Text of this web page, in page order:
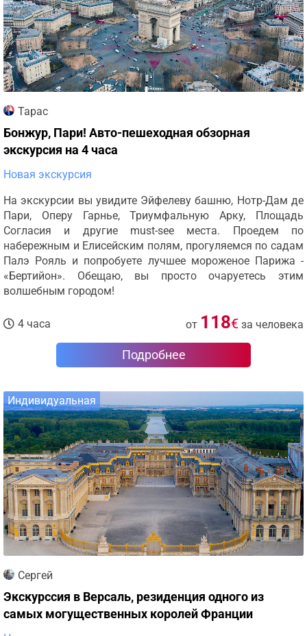
Тарас
Бонжур, Пари! Авто-пешеходная обзорная
экскурсия на 4 часа
Новая экскурсия
На экскурсии вы увидите Эйфелеву башню, Нотр-Дам де
Пари, Оперу Гарнье, Триумфальную Арку, Площадь
Согласия и другие must-see места. Проедем по
набережным и Елисейским полям, прогуляемся по садам
Палэ Рояль и попробуете лучшее мороженое Парижа -
«Бертийон». Обещаю, вы просто очаруетесь этим
волшебным городом!
4 часа от 118€ за человека
Подробнее
Индивидуальная
Сергей
Экскурссия в Версаль, резиденция одного из
самых могущественных королей Франции